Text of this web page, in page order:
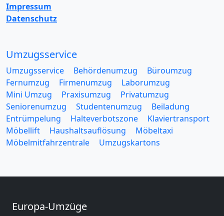
Impressum
Datenschutz
Umzugsservice
Umzugsservice Behördenumzug
Büroumzug
Fernumzug
Firmenumzug
Laborumzug
Mini Umzug
Praxisumzug
Privatumzug
Seniorenumzug
Studentenumzug
Beiladung
Entrümpelung
Halteverbotszone
Klaviertransport
Möbellift
Haushaltsauflösung
Möbeltaxi
Möbelmitfahrzentrale
Umzugskartons
Europa-Umzüge